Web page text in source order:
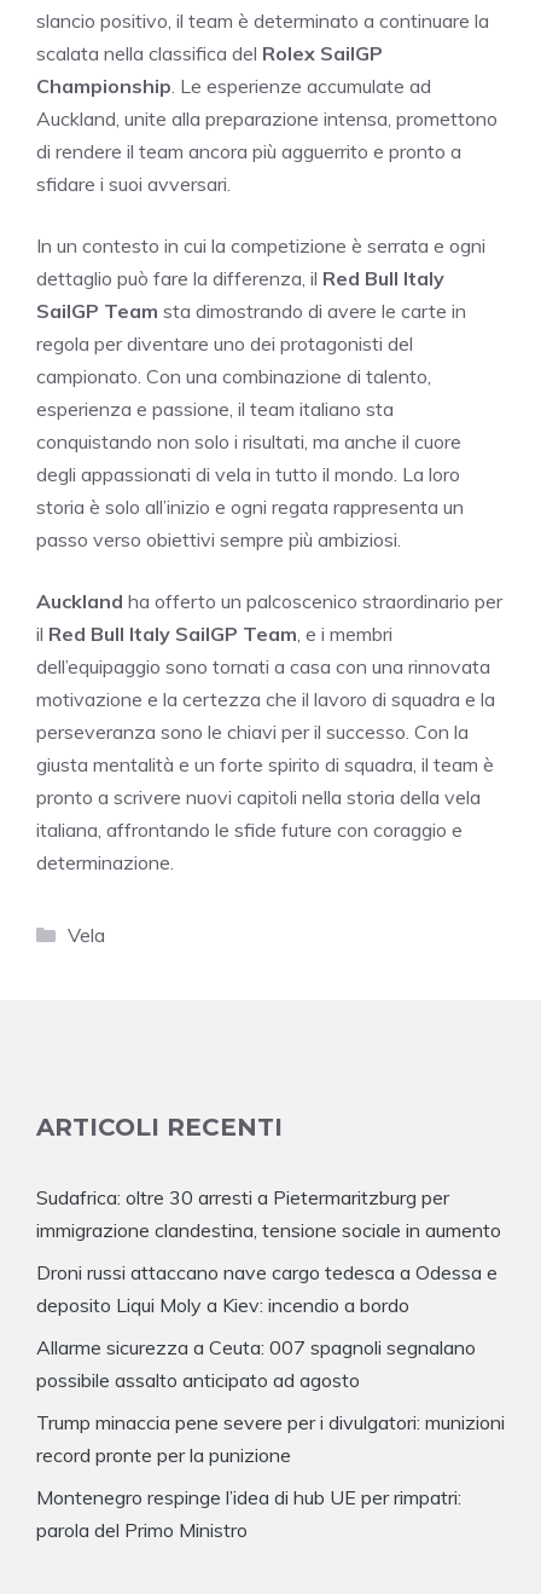
slancio positivo, il team è determinato a continuare la
scalata nella classifica del Rolex SailGP
Championship . Le esperienze accumulate ad
Auckland, unite alla preparazione intensa, promettono
di rendere il team ancora più agguerrito e pronto a
sfidare i suoi avversari.
In un contesto in cui la competizione è serrata e ogni
dettaglio può fare la differenza, il Red Bull Italy
SailGP Team sta dimostrando di avere le carte in
regola per diventare uno dei protagonisti del
campionato. Con una combinazione di talento,
esperienza e passione, il team italiano sta
conquistando non solo i risultati, ma anche il cuore
degli appassionati di vela in tutto il mondo. La loro
storia è solo all’inizio e ogni regata rappresenta un
passo verso obiettivi sempre più ambiziosi.
Auckland ha offerto un palcoscenico straordinario per
il Red Bull Italy SailGP Team , e i membri
dell’equipaggio sono tornati a casa con una rinnovata
motivazione e la certezza che il lavoro di squadra e la
perseveranza sono le chiavi per il successo. Con la
giusta mentalità e un forte spirito di squadra, il team è
pronto a scrivere nuovi capitoli nella storia della vela
italiana, affrontando le sfide future con coraggio e
determinazione.
Categorie
Vela
ARTICOLI RECENTI
Sudafrica: oltre 30 arresti a Pietermaritzburg per
immigrazione clandestina, tensione sociale in aumento
Droni russi attaccano nave cargo tedesca a Odessa e
deposito Liqui Moly a Kiev: incendio a bordo
Allarme sicurezza a Ceuta: 007 spagnoli segnalano
possibile assalto anticipato ad agosto
Trump minaccia pene severe per i divulgatori: munizioni
record pronte per la punizione
Montenegro respinge l’idea di hub UE per rimpatri:
parola del Primo Ministro